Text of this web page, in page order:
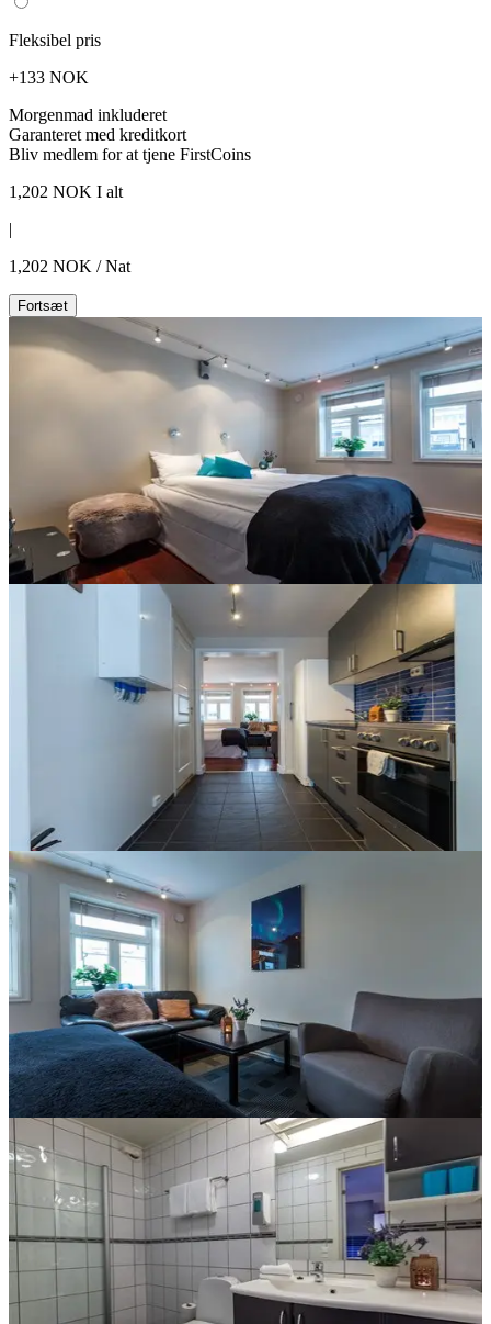
Fleksibel pris
+133 NOK
Morgenmad inkluderet
Garanteret med kreditkort
Bliv medlem for at tjene FirstCoins
1,202 NOK I alt
|
1,202 NOK / Nat
Fortsæt